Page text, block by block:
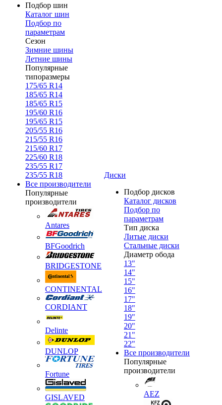
Подбор шин
Каталог шин
Подбор по
параметрам
Сезон
Зимние шины
Летние шины
Популярные
типоразмеры
175/65 R14
185/65 R14
185/65 R15
195/60 R16
195/65 R15
205/55 R16
215/55 R16
215/60 R17
225/60 R18
235/55 R17
235/55 R18
Все производители
Популярные
производители
Antares
BFGoodrich
BRIDGESTONE
CONTINENTAL
CORDIANT
Delinte
DUNLOP
Fortune
GISLAVED
Диски
Подбор дисков
Каталог дисков
Подбор по
параметрам
Тип диска
Литые диски
Стальные диски
Диаметр обода
13"
14"
15"
16"
17"
18"
19"
20"
21"
22"
Все производители
Популярные
производители
AEZ